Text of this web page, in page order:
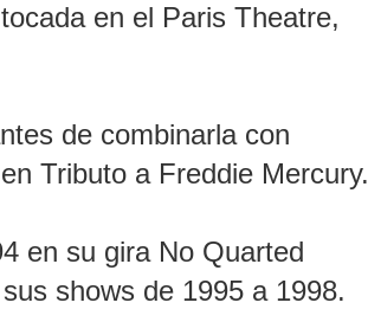
en el Paris Theatre,
de combinarla con
Tributo a Freddie Mercury.
en su gira No Quarted
shows de 1995 a 1998.